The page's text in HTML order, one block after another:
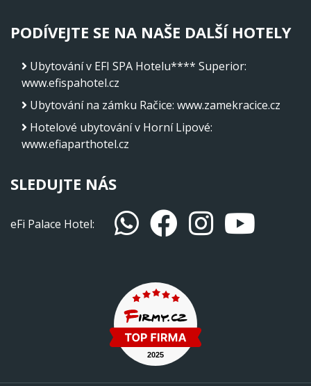
PODÍVEJTE SE NA NAŠE DALŠÍ HOTELY
Ubytování v EFI SPA Hotelu**** Superior:
www.efispahotel.cz
Ubytování na zámku Račice: www.zamekracice.cz
Hotelové ubytování v Horní Lipové:
www.efiaparthotel.cz
SLEDUJTE NÁS
eFi Palace Hotel: